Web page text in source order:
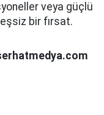
veya güçlü
bir fırsat.